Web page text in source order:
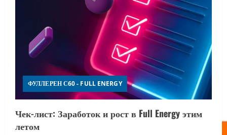
ФУЛЛЕРЕН С60 - FULL ENERGY
Чек-лист: Заработок и рост в Full Energy этим
летом